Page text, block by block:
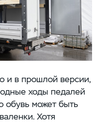
и в прошлой версии,
ходы педалей
обувь может быть
Хотя